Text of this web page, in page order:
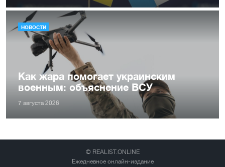
НОВОСТИ
Как жара помогает украинским
военным: объяснение ВСУ
7 августа 2026
© REALIST.ONLINE
Ежедневное онлайн-издание